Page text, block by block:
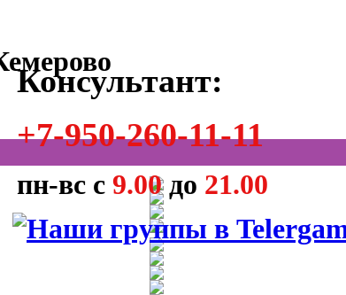
Консультант:
+7-950-260-11-11
пн-вс с 9.00до 21.00